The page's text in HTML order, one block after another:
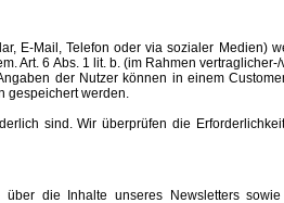
E-Mail, Telefon oder via sozialer Medien)
Art. 6 Abs. 1 lit. b. (im Rahmen
der Nutzer können in einem
gespeichert werden.
sind. Wir überprüfen die
die Inhalte unseres Newsletters